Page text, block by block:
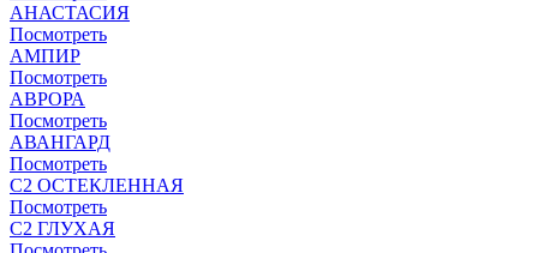
АНАСТАСИЯ
Посмотреть
АМПИР
Посмотреть
АВРОРА
Посмотреть
АВАНГАРД
Посмотреть
С2 ОСТЕКЛЕННАЯ
Посмотреть
С2 ГЛУХАЯ